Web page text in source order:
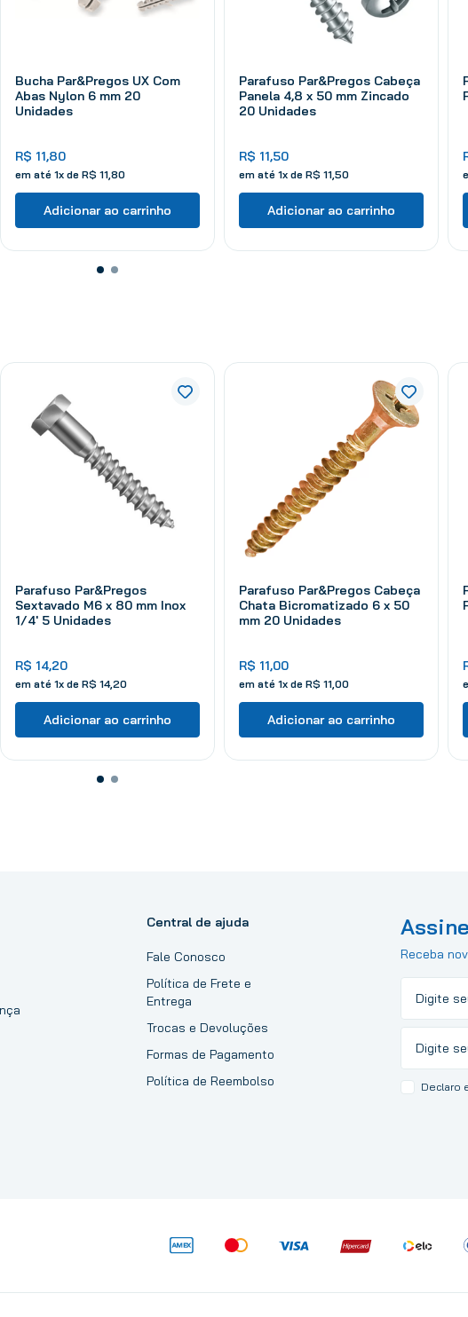
Bucha Par&Pregos UX Com
Abas Nylon 6 mm 20
Unidades
R$ 11,80
em até 1x de R$ 11 80
Adicionar ao carrinho
Parafuso Par&Pregos Cabeça
Panela 4,8 x 50 mm Zincado
20 Unidades
R$ 11,50
em até 1x de R$ 11 50
Adicionar ao carrinho
Parafuso Par&Pregos
Sextavado M6 x 80 mm Inox
1/4' 5 Unidades
R$ 14,20
em até 1x de R$ 14,20
Adicionar ao carrinho
Parafuso Par&Pregos Cabeça
Chata Bicromatizado 6 x 50
mm 20 Unidades
R$ 11,00
em até 1x de R$ 11 00
Adicionar ao carrinho
Central de ajuda
Fale Conosco
Política de Frete e
Entrega
Trocas e Devoluções
Formas de Pagamento
Política de Reembolso
Receba
Declaro